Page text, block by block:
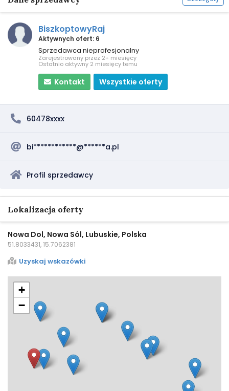
BiszkoptowyRaj
Aktywnych ofert: 6
Sprzedawca nieprofesjonalny
Zarejestrowany przez 2+ miesięcy
Ostatnio aktywny 2 miesięcy temu
Kontakt Wszystkie oferty
60478xxxx
bi************@******a.pl
Profil sprzedawcy
Lokalizacja oferty
Nowa Dol, Nowa Sól, Lubuskie, Polska
51.8033431, 15.7062381
Uzyskaj wskazówki
+
−